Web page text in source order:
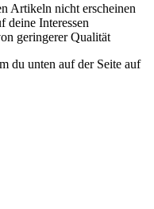
Artikeln nicht erscheinen
deine Interessen
geringerer Qualität
du unten auf der Seite auf